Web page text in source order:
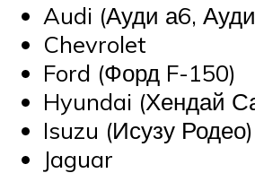
Audi (Ауди а6,
Chevrolet
Ford (Форд F-150)
Hyundai (Хендай
Isuzu (Исузу Родео)
Jaguar